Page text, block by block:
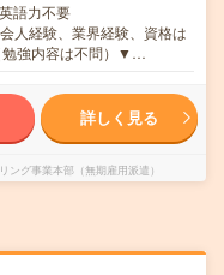
語力不要
人経験、業界経験、資格は
勉強内容は不問）▼…
詳しく見る
グ事業本部（無期雇用派遣）